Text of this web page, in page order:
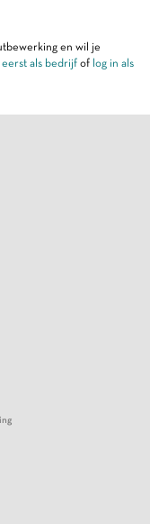
en wil je
als bedrijfof log in als